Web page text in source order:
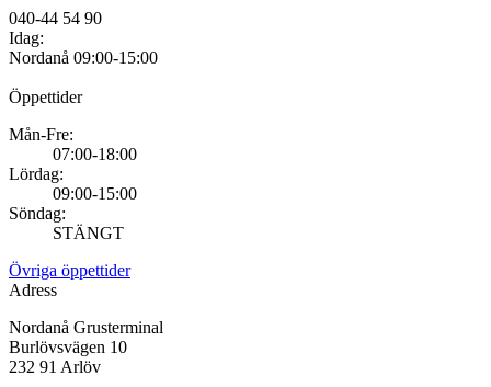
040-44 54 90
Idag:
Nordanå 09:00-15:00
Öppettider
Mån-Fre:
07:00-18:00
Lördag:
09:00-15:00
Söndag:
STÄNGT
Övriga öppettider
Adress
Nordanå Grusterminal
Burlövsvägen 10
232 91 Arlöv